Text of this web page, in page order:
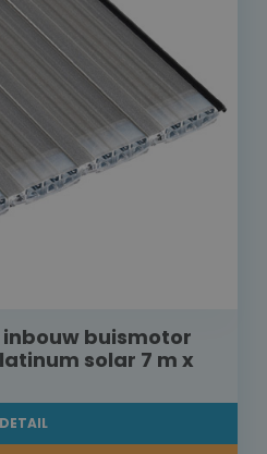
buismotor
solar 7 m x
DETAIL